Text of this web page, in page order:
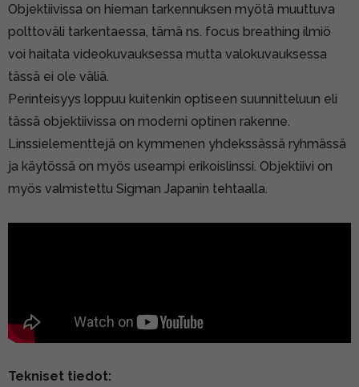
Objektiivissa on hieman tarkennuksen myötä muuttuva
polttoväli tarkentaessa, tämä ns. focus breathing ilmiö
voi haitata videokuvauksessa mutta valokuvauksessa
tässä ei ole väliä.
Perinteisyys loppuu kuitenkin optiseen suunnitteluun eli
tässä objektiivissa on moderni optinen rakenne.
Linssielementtejä on kymmenen yhdekssässä ryhmässä
ja käytössä on myös useampi erikoislinssi. Objektiivi on
myös valmistettu Sigman Japanin tehtaalla.
Tekniset tiedot: